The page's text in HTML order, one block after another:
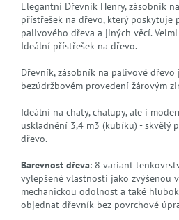
Elegantní Dřevník Henry, zásobník
přístřešek na dřevo, který poskytuje
palivového dřeva a jiných věcí.
Ideální přístřešek na dřevo.
Dřevník, zásobník na palivové dřevo
bezúdržbovém provedení žárovým
Ideální na chaty, chalupy, ale i
uskladnění 3,4 m3 (kubíku) - skvělý
dřevo.
Barevnost dřeva: 8 variant
vylepšené vlastnosti jako zvýšenou
mechanickou odolnost a také
objednat dřevník bez povrchové